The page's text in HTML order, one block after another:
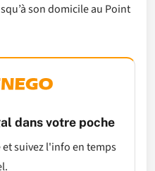
son domicile au Point
dans votre poche
suivez l'info en temps